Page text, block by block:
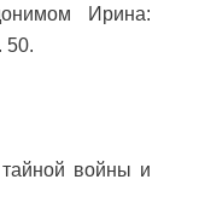
Ирина:
50.
войны и